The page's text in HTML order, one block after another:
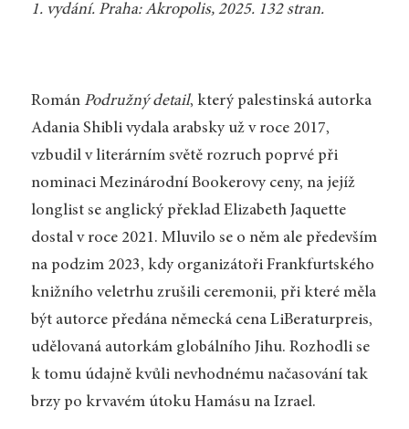
1. vydání. Praha: Akropolis, 2025. 132 stran.
Román Podružný detail, který palestinská autorka
Adania Shibli vydala arabsky už v roce 2017,
vzbudil v literárním světě rozruch poprvé při
nominaci Mezinárodní Bookerovy ceny, na jejíž
longlist se anglický překlad Elizabeth Jaquette
dostal v roce 2021. Mluvilo se o něm ale především
na podzim 2023, kdy organizátoři Frankfurtského
knižního veletrhu zrušili ceremonii, při které měla
být autorce předána německá cena LiBeraturpreis,
udělovaná autorkám globálního Jihu. Rozhodli se
k tomu údajně kvůli nevhodnému načasování tak
brzy po krvavém útoku Hamásu na Izrael.